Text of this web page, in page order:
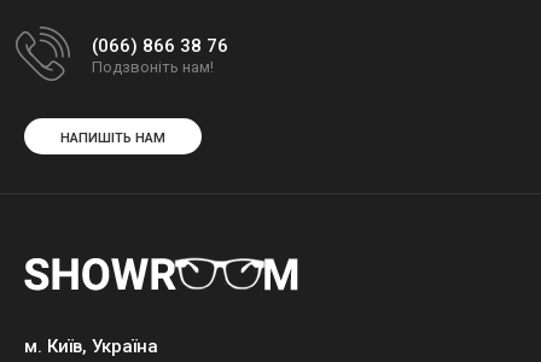
(066) 866 38 76
Подзвоніть нам!
НАПИШІТЬ НАМ
м. Київ, Україна